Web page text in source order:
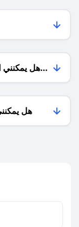
هل يمكنني
هل